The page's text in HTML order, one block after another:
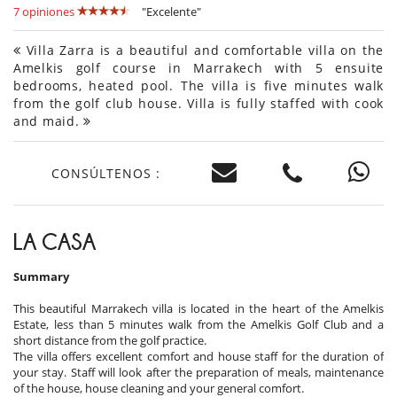
7 opiniones "Excelente"
Villa Zarra is a beautiful and comfortable villa on the
Amelkis golf course in Marrakech with 5 ensuite
bedrooms, heated pool. The villa is five minutes walk
from the golf club house. Villa is fully staffed with cook
and maid.
CONSÚLTENOS :
LA CASA
Summary
This beautiful Marrakech villa is located in the heart of the Amelkis
Estate, less than 5 minutes walk from the Amelkis Golf Club and a
short distance from the golf practice.
The villa offers excellent comfort and house staff for the duration of
your stay. Staff will look after the preparation of meals, maintenance
of the house, house cleaning and your general comfort.